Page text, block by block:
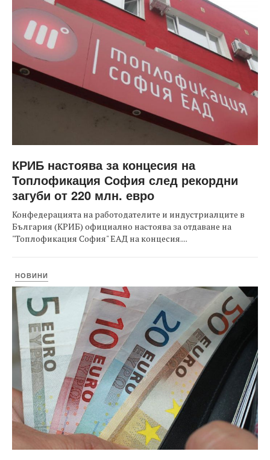
КРИБ настоява за концесия на
Топлофикация София след рекордни
загуби от 220 млн. евро
Конфедерацията на работодателите и индустриалците в
България (КРИБ) официално настоява за отдаване на
"Топлофикация София" ЕАД на концесия....
НОВИНИ